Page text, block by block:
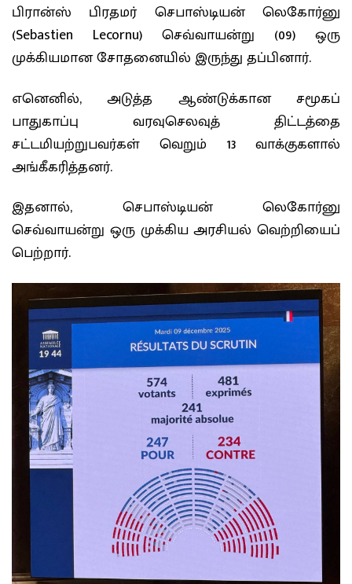
பிரான்ஸ் பிரதமர் செபாஸ்டியன் லெகோர்னு
(Sebastien Lecornu) செவ்வாயன்று (09) ஒரு
முக்கியமான சோதனையில் இருந்து தப்பினார்.
எனெனில், அடுத்த ஆண்டுக்கான சமூகப்
பாதுகாப்பு வரவுசெலவுத் திட்டத்தை
சட்டமியற்றுபவர்கள் வெறும் 13 வாக்குகளால்
அங்கீகரித்தனர்.
இதனால், செபாஸ்டியன் லெகோர்னு
செவ்வாயன்று ஒரு முக்கிய அரசியல் வெற்றியைப்
பெற்றார்.